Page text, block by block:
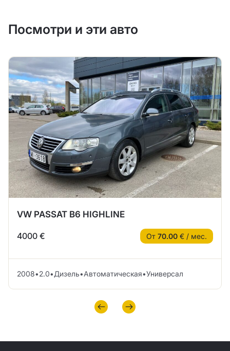
Посмотри и эти авто
VW PASSAT B6 HIGHLINE
4000 € От 70.00 € / мес.
2008•2.0•Дизель•Автоматическая•Универсал